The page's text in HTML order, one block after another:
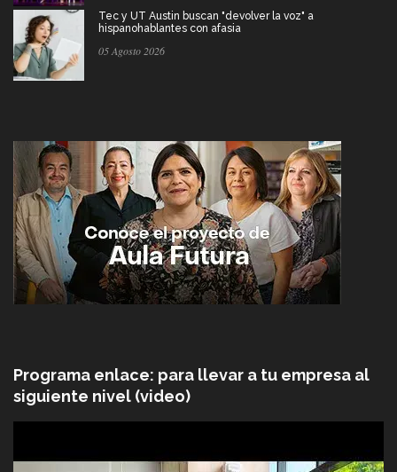
Tec y UT Austin buscan "devolver la voz" a
hispanohablantes con afasia
05 Agosto 2026
Programa enlace: para llevar a tu empresa al
siguiente nivel (video)